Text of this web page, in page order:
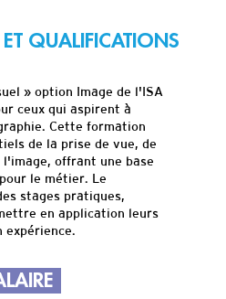
ET QUALIFICATIONS
» option Image de l'ISA
ceux qui aspirent à
Cette formation
de la prise de vue, de
offrant une base
le métier. Le
stages pratiques,
en application leurs
expérience.